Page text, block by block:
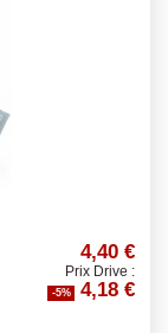
4,40 €
Prix Drive :
-5% 4,18 €